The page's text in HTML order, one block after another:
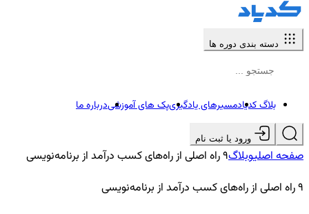
دسته بندی دوره ها
بلاگ کدیادمسیرهای یادگیریپک های آموزشیدرباره ما
ورود یا ثبت نام
صفحه اصلیوبلاگ9 راه اصلی از راه‌های کسب درآمد از برنامه‌نویسی
9 راه اصلی از راه‌های کسب درآمد از برنامه‌نویسی